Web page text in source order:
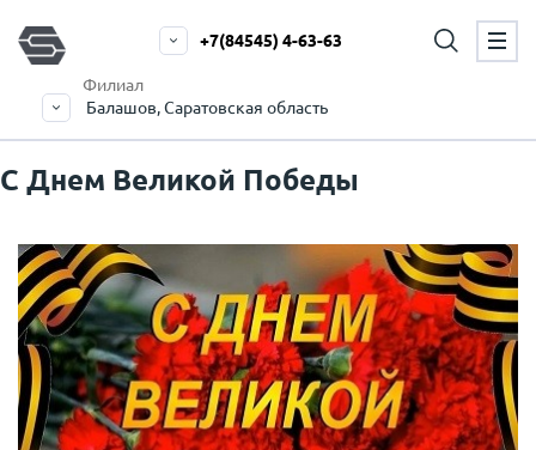
Филиал
Балашов, Саратовская область
+7(84545) 4-63-63
С Днем Великой Победы